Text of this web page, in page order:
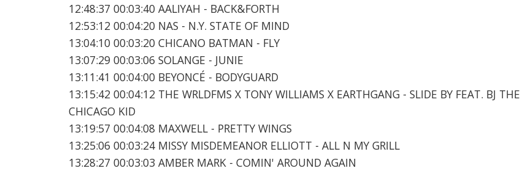
12:48:37 00:03:40 AALIYAH - BACK&FORTH
12:53:12 00:04:20 NAS - N.Y. STATE OF MIND
13:04:10 00:03:20 CHICANO BATMAN - FLY
13:07:29 00:03:06 SOLANGE - JUNIE
13:11:41 00:04:00 BEYONCÉ - BODYGUARD
13:15:42 00:04:12 THE WRLDFMS X TONY WILLIAMS X EARTHGANG - SLIDE BY FEAT. BJ THE
CHICAGO KID
13:19:57 00:04:08 MAXWELL - PRETTY WINGS
13:25:06 00:03:24 MISSY MISDEMEANOR ELLIOTT - ALL N MY GRILL
13:28:27 00:03:03 AMBER MARK - COMIN' AROUND AGAIN